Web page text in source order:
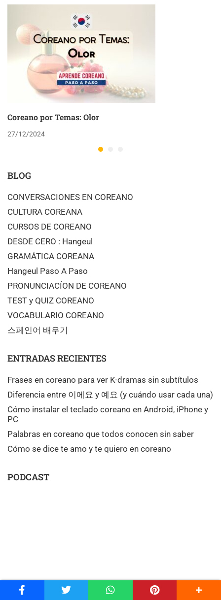
Coreano por Temas: Olor
27/12/2024
BLOG
CONVERSACIONES EN COREANO
CULTURA COREANA
CURSOS DE COREANO
DESDE CERO : Hangeul
GRAMÁTICA COREANA
Hangeul Paso A Paso
PRONUNCIACÍON DE COREANO
TEST y QUIZ COREANO
VOCABULARIO COREANO
스페인어 배우기
ENTRADAS RECIENTES
Frases en coreano para ver K-dramas sin subtítulos
Diferencia entre 이에요 y 예요 (y cuándo usar cada una)
Cómo instalar el teclado coreano en Android, iPhone y
PC
Palabras en coreano que todos conocen sin saber
Cómo se dice te amo y te quiero en coreano
PODCAST